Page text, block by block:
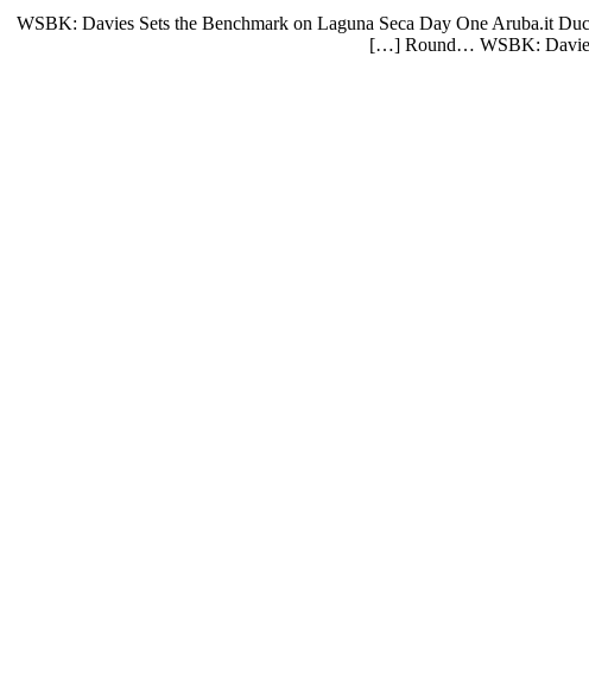
WSBK: Davies Sets the Benchmark on Laguna Seca Day One Aruba.it
Round… WSBK: Davies